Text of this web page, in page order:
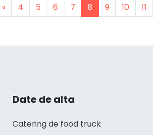
«Previous
4 5 6 7 8 9 10 11
Date de alta
Catering de food truck